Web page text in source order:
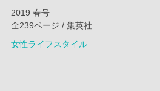
2019 春号
全239ページ / 集英社
女性ライフスタイル